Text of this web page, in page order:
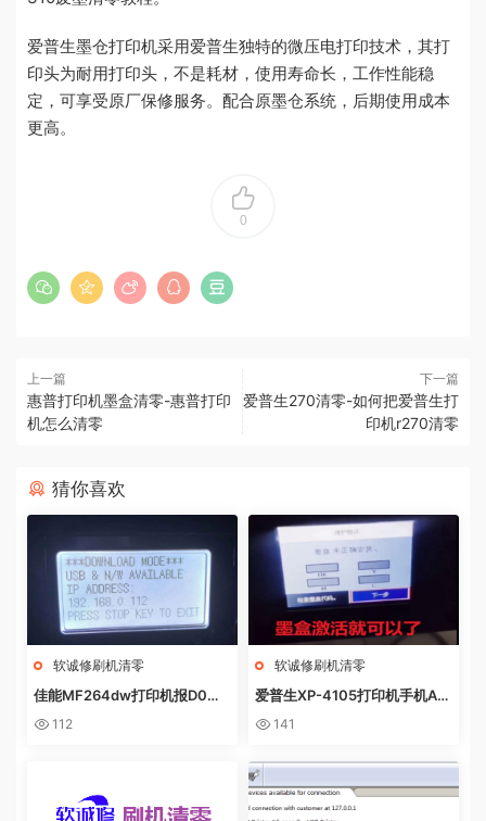
爱普生墨仓打印机采用爱普生独特的微压电打印技术，其打
印头为耐用打印头，不是耗材，使用寿命长，工作性能稳
定，可享受原厂保修服务。配合原墨仓系统，后期使用成本
更高。
0
上一篇
惠普打印机墨盒清零-惠普打印
机怎么清零
下一篇
爱普生270清零-如何把爱普生打
印机r270清零
猜你喜欢
软诚修刷机清零
佳能MF264dw打印机报D0W
NL0AD MODE快速解决方法
112
软诚修刷机清零
爱普生XP-4105打印机手机AP
P上点了更新固件之后不识别墨
141